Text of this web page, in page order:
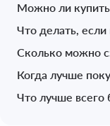
Можно ли
Что делать,
Сколько можно
Когда лучше
Что лучше всего